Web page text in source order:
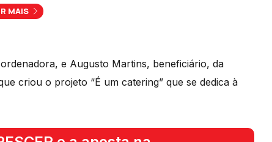
dificuldades.
MAIS
e Augusto Martins, beneficiário, da
criou o projeto “É um catering” que se dedica à